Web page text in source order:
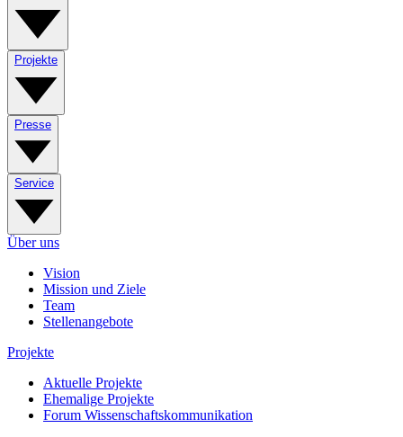
Projekte
Presse
Service
Über uns
Vision
Mission und Ziele
Team
Stellenangebote
Projekte
Aktuelle Projekte
Ehemalige Projekte
Forum Wissenschaftskommunikation